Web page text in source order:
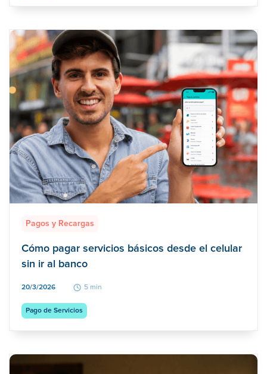
Pagos y Recargas
Cómo pagar servicios básicos desde el celular
sin ir al banco
20/3/2026 5 min
Pago de Servicios